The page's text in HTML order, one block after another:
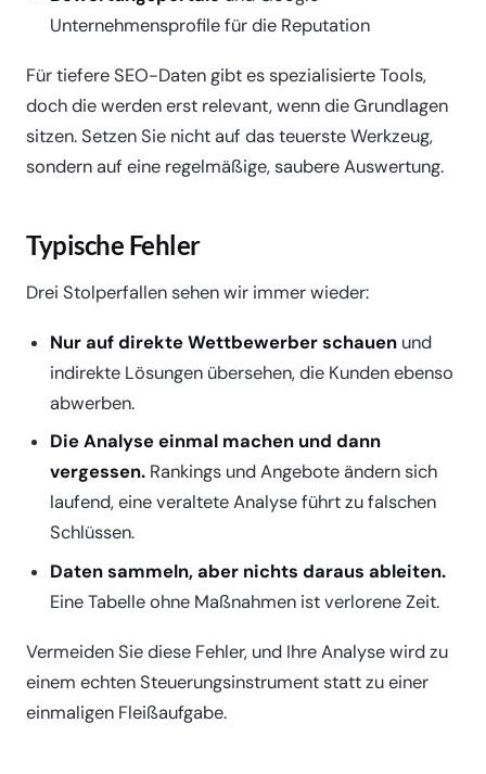
Unternehmensprofile für die Reputation
Für tiefere SEO-Daten gibt es spezialisierte Tools,
doch die werden erst relevant, wenn die Grundlagen
sitzen. Setzen Sie nicht auf das teuerste Werkzeug,
sondern auf eine regelmäßige, saubere Auswertung.
Typische Fehler
Drei Stolperfallen sehen wir immer wieder:
Nur auf direkte Wettbewerber schauenund
indirekte Lösungen übersehen, die Kunden ebenso
abwerben.
Die Analyse einmal machen und dann
vergessen.Rankings und Angebote ändern sich
laufend, eine veraltete Analyse führt zu falschen
Schlüssen.
Daten sammeln, aber nichts daraus ableiten.
Eine Tabelle ohne Maßnahmen ist verlorene Zeit.
Vermeiden Sie diese Fehler, und Ihre Analyse wird zu
einem echten Steuerungsinstrument statt zu einer
einmaligen Fleißaufgabe.